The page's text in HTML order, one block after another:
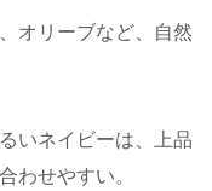
オリーブなど、自然
いネイビーは、上品
わせやすい。